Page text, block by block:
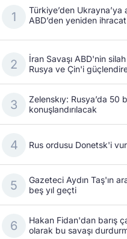
Türkiye’den Ukrayna’ya
ABD’den yeniden
İran Savaşı ABD'nin
Rusya ve Çin'i
Zelenskıy: Rusya’da 50
konuşlandırılacak
Rus ordusu Donetsk'i
Gazeteci Aydın Taş'ın
beş yıl geçti
Hakan Fidan'dan barış
olarak bu savaşı